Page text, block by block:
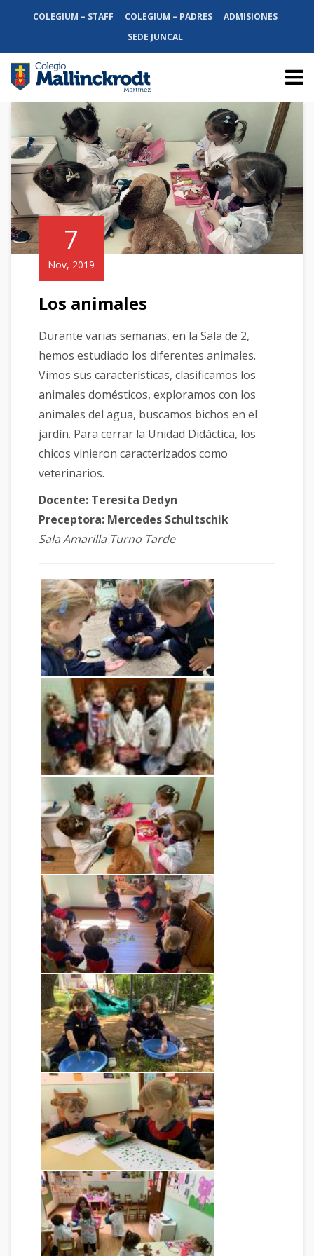
COLEGIUM – STAFF COLEGIUM – PADRES
ADMISIONES
SEDE JUNCAL
7
Nov, 2019
Los animales
Durante varias semanas, en la Sala de 2,
hemos estudiado los diferentes animales.
Vimos sus características, clasificamos los
animales domésticos, exploramos con los
animales del agua, buscamos bichos en el
jardín. Para cerrar la Unidad Didáctica, los
chicos vinieron caracterizados como
veterinarios.
Docente: Teresita Dedyn
Preceptora: Mercedes Schultschik
Sala Amarilla Turno Tarde